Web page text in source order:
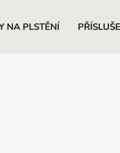
NA PLSTĚNÍ